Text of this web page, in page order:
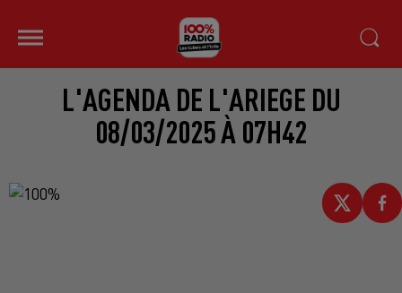
L'AGENDA DE L'ARIEGE DU
08/03/2025 À 07H42